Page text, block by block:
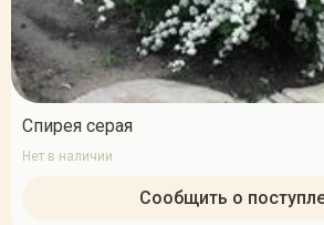
Спирея серая
Нет в наличии
Сообщить о